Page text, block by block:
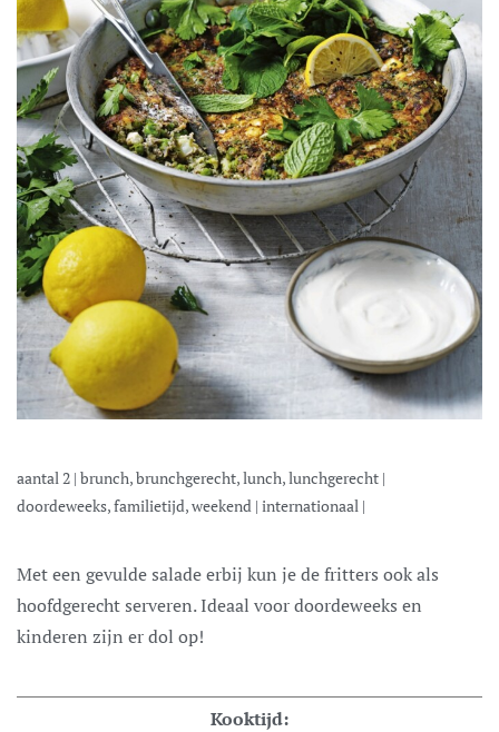
aantal 2 | brunch, brunchgerecht, lunch, lunchgerecht |
doordeweeks, familietijd, weekend | internationaal |
Met een gevulde salade erbij kun je de fritters ook als
hoofdgerecht serveren. Ideaal voor doordeweeks en
kinderen zijn er dol op!
Kooktijd: